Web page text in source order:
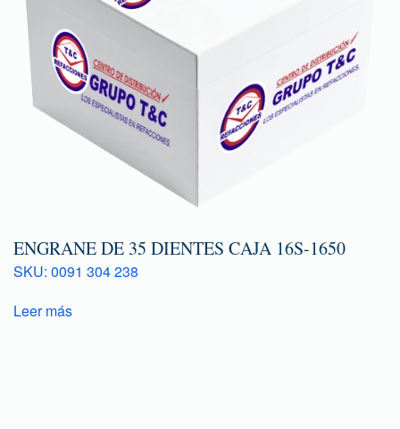
ENGRANE DE 35 DIENTES CAJA 16S-1650
SKU: 0091 304 238
Leer más